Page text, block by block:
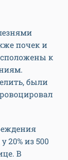
почек и
к
были
20% из 500
В